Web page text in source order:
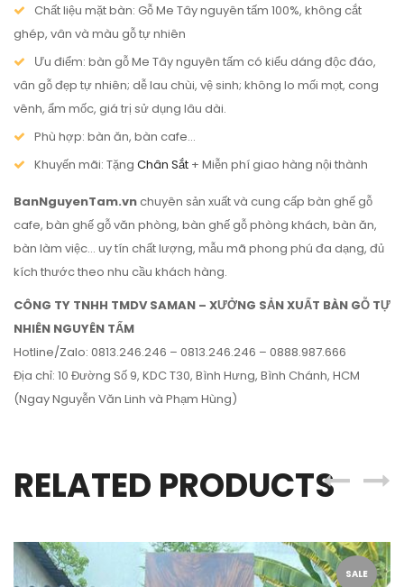
Chất liệu mặt bàn: Gỗ Me Tây nguyên tấm 100%, không cắt
ghép, vân và màu gỗ tự nhiên
Ưu điểm: bàn gỗ Me Tây nguyên tấm có kiểu dáng độc đáo,
vân gỗ đẹp tự nhiên; dễ lau chùi, vệ sinh; không lo mối mọt, cong
vênh, ẩm mốc, giá trị sử dụng lâu dài.
Phù hợp: bàn ăn, bàn cafe…
Khuyến mãi: Tặng Chân Sắt + Miễn phí giao hàng nội thành
BanNguyenTam.vnchuyên sản xuất và cung cấp bàn ghế gỗ
cafe, bàn ghế gỗ văn phòng, bàn ghế gỗ phòng khách, bàn ăn,
bàn làm việc… uy tín chất lượng, mẫu mã phong phú đa dạng, đủ
kích thước theo nhu cầu khách hàng.
CÔNG TY TNHH TMDV SAMAN – XƯỞNG SẢN XUẤT BÀN GỖ TỰ
NHIÊN NGUYÊN TẤM
Hotline/Zalo: 0813.246.246 – 0813.246.246 – 0888.987.666
Địa chỉ: 10 Đường Số 9, KDC T30, Bình Hưng, Bình Chánh, HCM
(Ngay Nguyễn Văn Linh và Phạm Hùng)
RELATED PRODUCTS
SALE